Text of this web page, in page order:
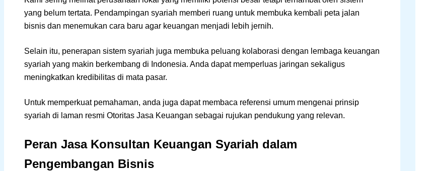
yang belum tertata. Pendampingan syariah memberi ruang untuk membuka kembali peta jalan
bisnis dan menemukan cara baru agar keuangan menjadi lebih jernih.
Selain itu, penerapan sistem syariah juga membuka peluang kolaborasi dengan lembaga keuangan
syariah yang makin berkembang di Indonesia. Anda dapat memperluas jaringan sekaligus
meningkatkan kredibilitas di mata pasar.
Untuk memperkuat pemahaman, anda juga dapat membaca referensi umum mengenai prinsip
syariah di laman resmi Otoritas Jasa Keuangan sebagai rujukan pendukung yang relevan.
Peran Jasa Konsultan Keuangan Syariah dalam
Pengembangan Bisnis